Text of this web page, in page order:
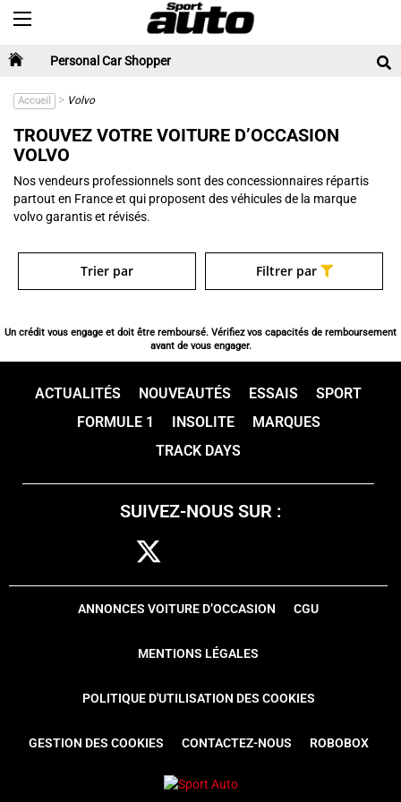
Toggle navigation
Personal Car Shopper
Accueil > Volvo
TROUVEZ VOTRE VOITURE D’OCCASION
VOLVO
Nos vendeurs professionnels sont des concessionnaires répartis
partout en France et qui proposent des véhicules de la marque
volvo garantis et révisés.
Trier par Filtrer par
Un crédit vous engage et doit être remboursé. Vérifiez vos capacités de remboursement
avant de vous engager.
ACTUALITÉS NOUVEAUTÉS ESSAIS
SPORT
FORMULE 1
INSOLITE
MARQUES
TRACK DAYS
SUIVEZ-NOUS SUR :
ANNONCES VOITURE D’OCCASION CGU
MENTIONS LÉGALES
POLITIQUE D'UTILISATION DES COOKIES
GESTION DES COOKIES CONTACTEZ-NOUS ROBOBOX